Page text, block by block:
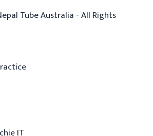
Tube Australia - All Rights
IT